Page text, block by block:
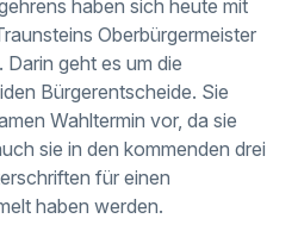
haben sich heute mit
Oberbürgermeister
geht es um die
Bürgerentscheide. Sie
Wahltermin vor, da sie
sie in den kommenden drei
für einen
haben werden.